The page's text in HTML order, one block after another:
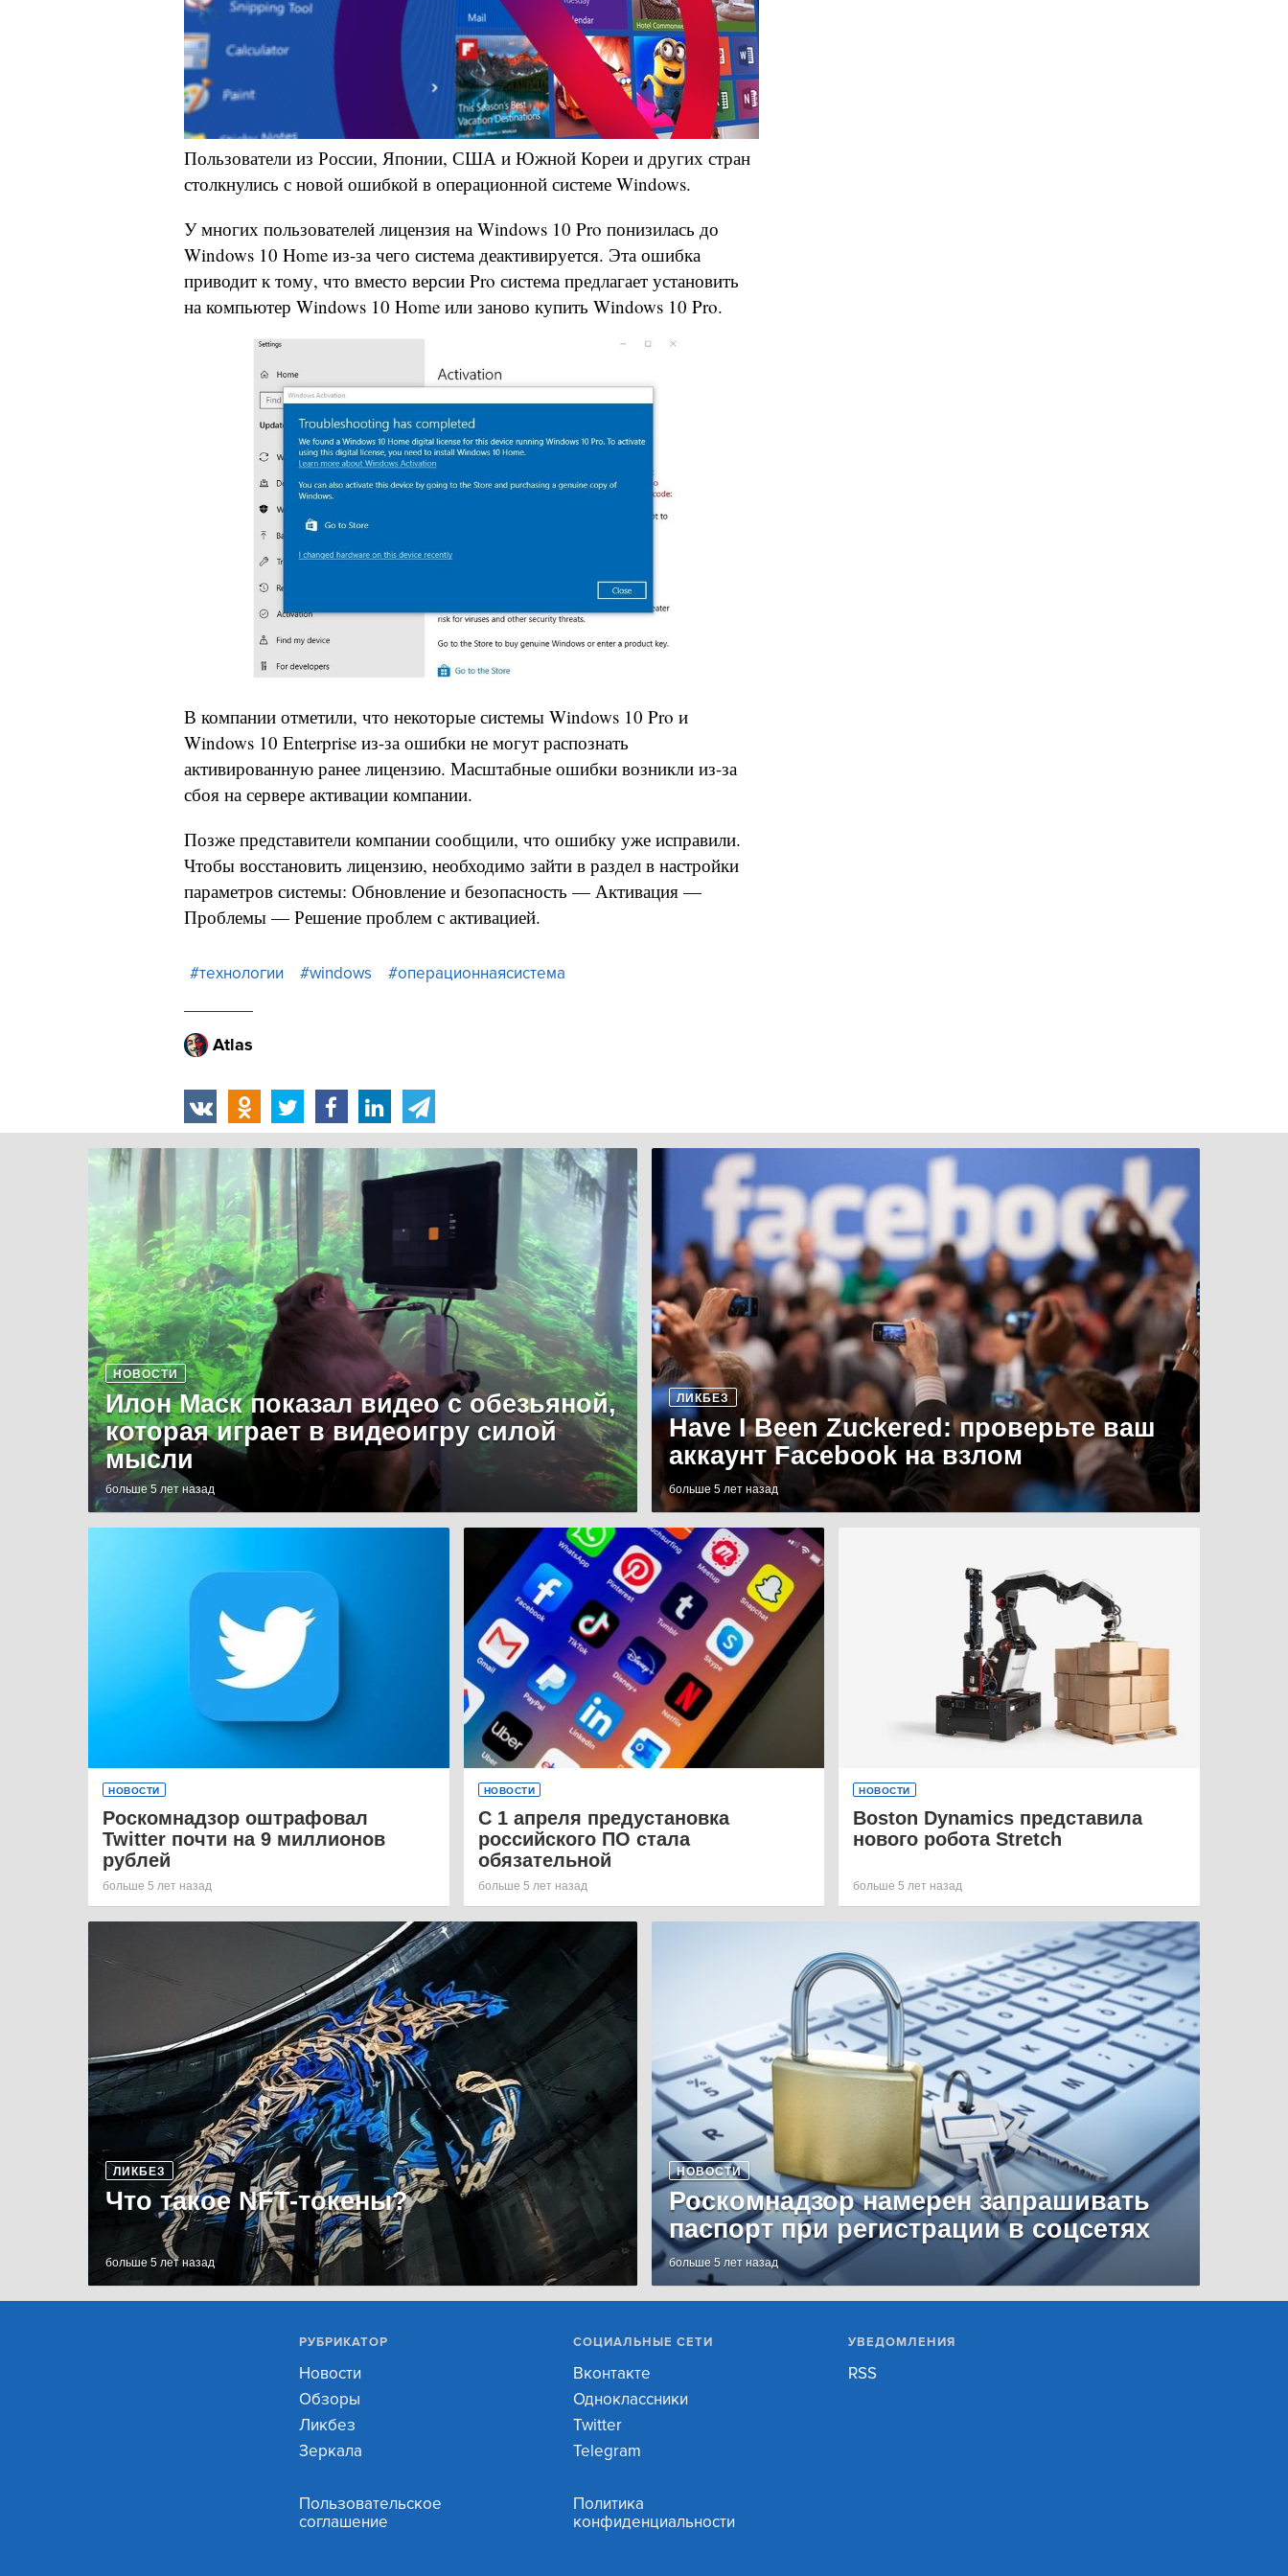
Пользователи из России, Японии, США и Южной Кореи и других стран
столкнулись с новой ошибкой в операционной системе Windows.
У многих пользователей лицензия на Windows 10 Pro понизилась до
Windows 10 Home из-за чего система деактивируется. Эта ошибка
приводит к тому, что вместо версии Pro система предлагает установить
на компьютер Windows 10 Home или заново купить Windows 10 Pro.
В компании отметили, что некоторые системы Windows 10 Pro и
Windows 10 Enterprise из-за ошибки не могут распознать
активированную ранее лицензию. Масштабные ошибки возникли из-за
сбоя на сервере активации компании.
Позже представители компании сообщили, что ошибку уже исправили.
Чтобы восстановить лицензию, необходимо зайти в раздел в настройки
параметров системы: Обновление и безопасность — Активация —
Проблемы — Решение проблем с активацией.
#технологии #windows #операционнаясистема
Atlas
НОВОСТИ
Илон Маск показал видео с обезьяной,
которая играет в видеоигру силой
мысли
больше 5 лет назад
ЛИКБЕЗ
Have I Been Zuckered: проверьте ваш
аккаунт Facebook на взлом
больше 5 лет назад
НОВОСТИ
Роскомнадзор оштрафовал
Twitter почти на 9 миллионов
рублей
больше 5 лет назад
НОВОСТИ
С 1 апреля предустановка
российского ПО стала
обязательной
больше 5 лет назад
НОВОСТИ
Boston Dynamics представила
нового робота Stretch
больше 5 лет назад
ЛИКБЕЗ
Что такое NFT-токены?
больше 5 лет назад
НОВОСТИ
Роскомнадзор намерен запрашивать
паспорт при регистрации в соцсетях
больше 5 лет назад
РУБРИКАТОР
Новости
Обзоры
Ликбез
Зеркала
СОЦИАЛЬНЫЕ СЕТИ
Вконтакте
Одноклассники
Twitter
Telegram
УВЕДОМЛЕНИЯ
RSS
Пользовательское
соглашение
Политика
конфиденциальности